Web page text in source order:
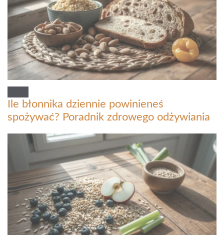
Ile błonnika dziennie powinieneś
spożywać? Poradnik zdrowego odżywiania